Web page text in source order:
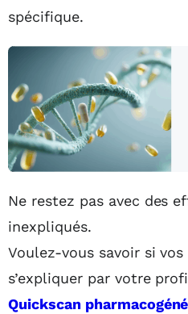
spécifique.
Ne restez pas avec des
inexpliqués.
Voulez-vous savoir si
s’expliquer par votre
Quickscan